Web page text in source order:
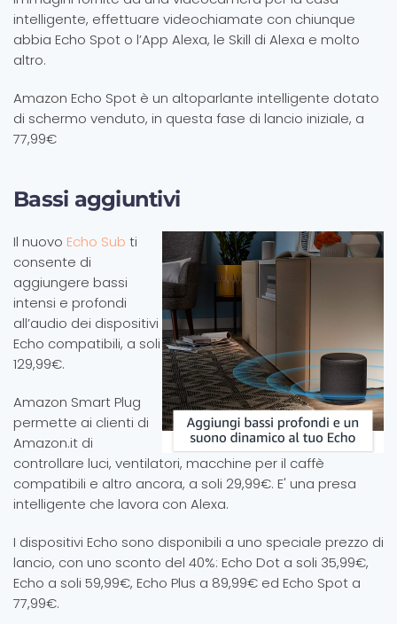
intelligente, effettuare videochiamate con chiunque
abbia Echo Spot o l’App Alexa, le Skill di Alexa e molto
altro.
Amazon Echo Spot è un altoparlante intelligente dotato
di schermo venduto, in questa fase di lancio iniziale, a
77,99€
Bassi aggiuntivi
Il nuovo Echo Sub ti
consente di
aggiungere bassi
intensi e profondi
all’audio dei dispositivi
Echo compatibili, a soli
129,99€.
Amazon Smart Plug
permette ai clienti di
Amazon.it di
controllare luci, ventilatori, macchine per il caffè
compatibili e altro ancora, a soli 29,99€. E' una presa
intelligente che lavora con Alexa.
I dispositivi Echo sono disponibili a uno speciale prezzo di
lancio, con uno sconto del 40%: Echo Dot a soli 35,99€,
Echo a soli 59,99€, Echo Plus a 89,99€ ed Echo Spot a
77,99€.